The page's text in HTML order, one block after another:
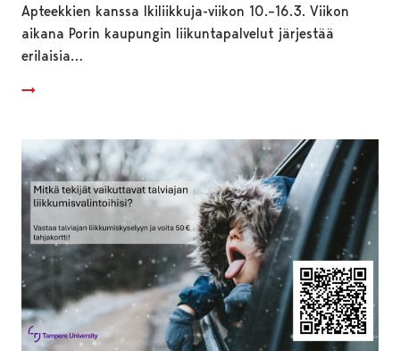
Apteekkien kanssa Ikiliikkuja-viikon 10.–16.3. Viikon
aikana Porin kaupungin liikuntapalvelut järjestää
erilaisia…